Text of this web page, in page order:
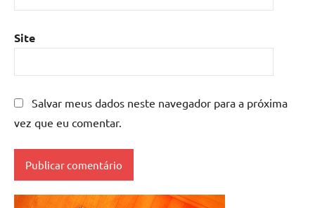
Site
Salvar meus dados neste navegador para a próxima
vez que eu comentar.